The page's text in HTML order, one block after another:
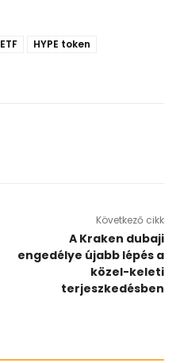
ETF
HYPE token
Következő cikk
A Kraken dubaji
engedélye újabb lépés a
közel-keleti
terjeszkedésben